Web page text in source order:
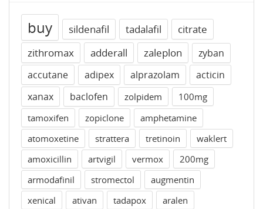
buy sildenafil tadalafil
citrate
zithromax
adderall zaleplon
zyban
accutane
adipex alprazolam
acticin
xanax
baclofen zolpidem
100mg
tamoxifen
zopiclone
amphetamine
atomoxetine
strattera tretinoin
waklert
amoxicillin
artvigil vermox
200mg
armodafinil
stromectol
augmentin
xenical
ativan tadapox
aralen